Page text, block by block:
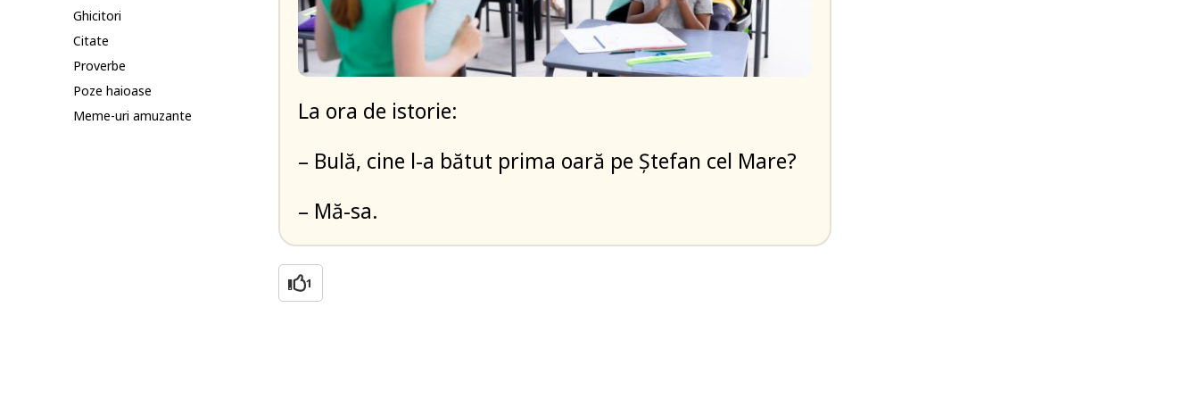
Ghicitori
Citate
Proverbe
Poze haioase
Meme-uri amuzante
La ora de istorie:
– Bulă, cine l-a bătut prima oară pe Ștefan cel Mare?
– Mă-sa.
1